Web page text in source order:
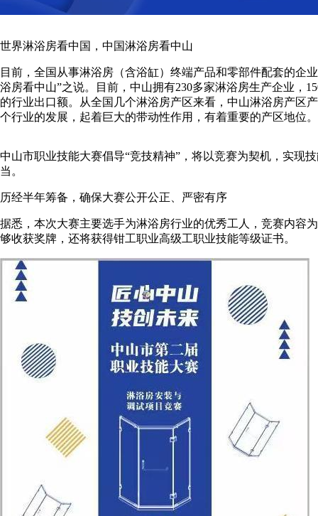
世界淋浴房看中国，中国淋浴房看中山
目前，全国从事淋浴房（含浴缸）终端产品和零部件配套的企
浴房看中山”之说。目前，中山拥有230多家淋浴房生产企业，
的行业出口额。从全国几个淋浴房产区来看，中山淋浴房产区
个行业的发展，起着巨大的带动性作用，有着重要的产区地位。
中山市职业技能大赛倡导“竞技精神”，将以竞赛为契机，实现
当。
历经半年筹备，确保大赛公开公正、严密有序
据悉，本次大赛主要选手为淋浴房行业的优秀工人，竞赛内容
够收获奖牌，还将获得钳工职业高级工职业技能等级证书。